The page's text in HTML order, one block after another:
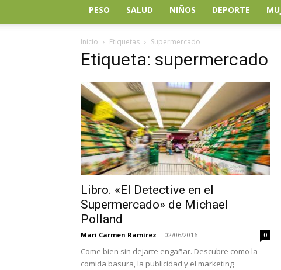
PESO SALUD NIÑOS DEPORTE
Inicio Etiquetas Supermercado
Etiqueta: supermercado
Libro. «El Detective en el
Supermercado» de Michael
Polland
Mari Carmen Ramírez - 02/06/2016 0
Come bien sin dejarte engañar. Descubre como la
comida basura, la publicidad y el marketing